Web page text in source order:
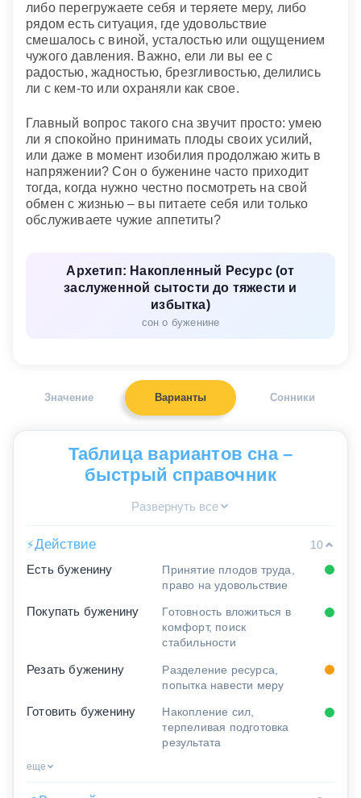
либо перегружаете себя и теряете меру, либо
рядом есть ситуация, где удовольствие
смешалось с виной, усталостью или ощущением
чужого давления. Важно, ели ли вы ее с
радостью, жадностью, брезгливостью, делились
ли с кем-то или охраняли как свое.
Главный вопрос такого сна звучит просто: умею
ли я спокойно принимать плоды своих усилий,
или даже в момент изобилия продолжаю жить в
напряжении? Сон о буженине часто приходит
тогда, когда нужно честно посмотреть на свой
обмен с жизнью – вы питаете себя или только
обслуживаете чужие аппетиты?
Архетип: Накопленный Ресурс (от
заслуженной сытости до тяжести и
избытка)
сон о буженине
Значение Варианты Сонники
Таблица вариантов сна –
быстрый справочник
Развернуть все
⚡Действие
10
Есть буженину
Принятие плодов труда,
право на удовольствие
Покупать буженину
Готовность вложиться в
комфорт, поиск
стабильности
Резать буженину
Разделение ресурса,
попытка навести меру
Готовить буженину
Накопление сил,
терпеливая подготовка
результата
еще